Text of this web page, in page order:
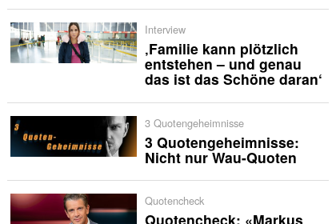
Interview
‚Familie kann plötzlich
entstehen – und genau
das ist das Schöne daran‘
3 Quotengeheimnisse
3 Quotengeheimnisse:
Nicht nur Wau-Quoten
Quotencheck
Quotencheck: «Markus